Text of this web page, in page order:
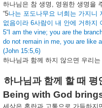
하나님은 참 생명 , 영원한 생명을
“5나는 포도나무요 너희는 가지니
없음이라 6사람이 내 안에 거하지
5“I am the vine; you are the
do not remain in me, you are like
(John 15:5,6)
하나님과 함께 하지 않으면 우리는
하나님과 함께 할 때 평
Being with God
세상은 혼란과 고통으로 가득하지